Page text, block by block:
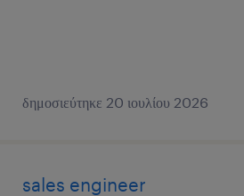
δημοσιεύτηκε 20 ιουλίου 2026
sales engineer